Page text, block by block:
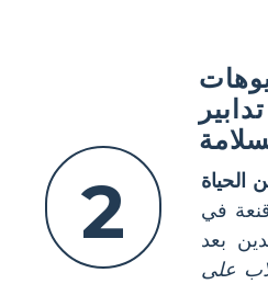
2
الحياة
في
بعد
على